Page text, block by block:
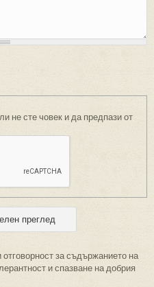
не сте човек и да предпази от
за съдържанието на
и спазване на добрия